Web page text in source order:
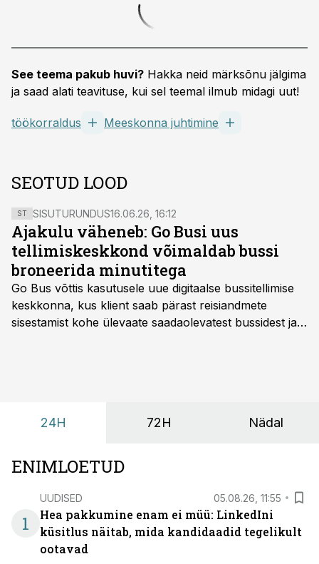
See teema pakub huvi? Hakka neid märksõnu jälgima
ja saad alati teavituse, kui sel teemal ilmub midagi uut!
töökorraldus Meeskonna juhtimine
SEOTUD LOOD
ST SISUTURUNDUS16.06.26, 16:12
Ajakulu väheneb: Go Busi uus
tellimiskeskkond võimaldab bussi
broneerida minutitega
Go Bus võttis kasutusele uue digitaalse bussitellimise
keskkonna, kus klient saab pärast reisiandmete
sisestamist kohe ülevaate saadaolevatest bussidest ja
24H 72H Nädal
ENIMLOETUD
1
UUDISED 05.08.26, 11:55
Hea pakkumine enam ei müü: LinkedIni
küsitlus näitab, mida kandidaadid tegelikult
ootavad